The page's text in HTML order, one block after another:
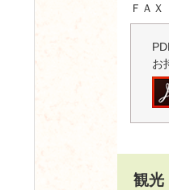
ＦＡ
お
観光